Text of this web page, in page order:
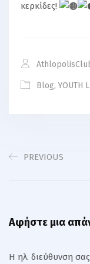
κερκίδες!
Blog, YOUTH
PREVIOUS
Αφήστε μια
Η ηλ. διεύθυνση